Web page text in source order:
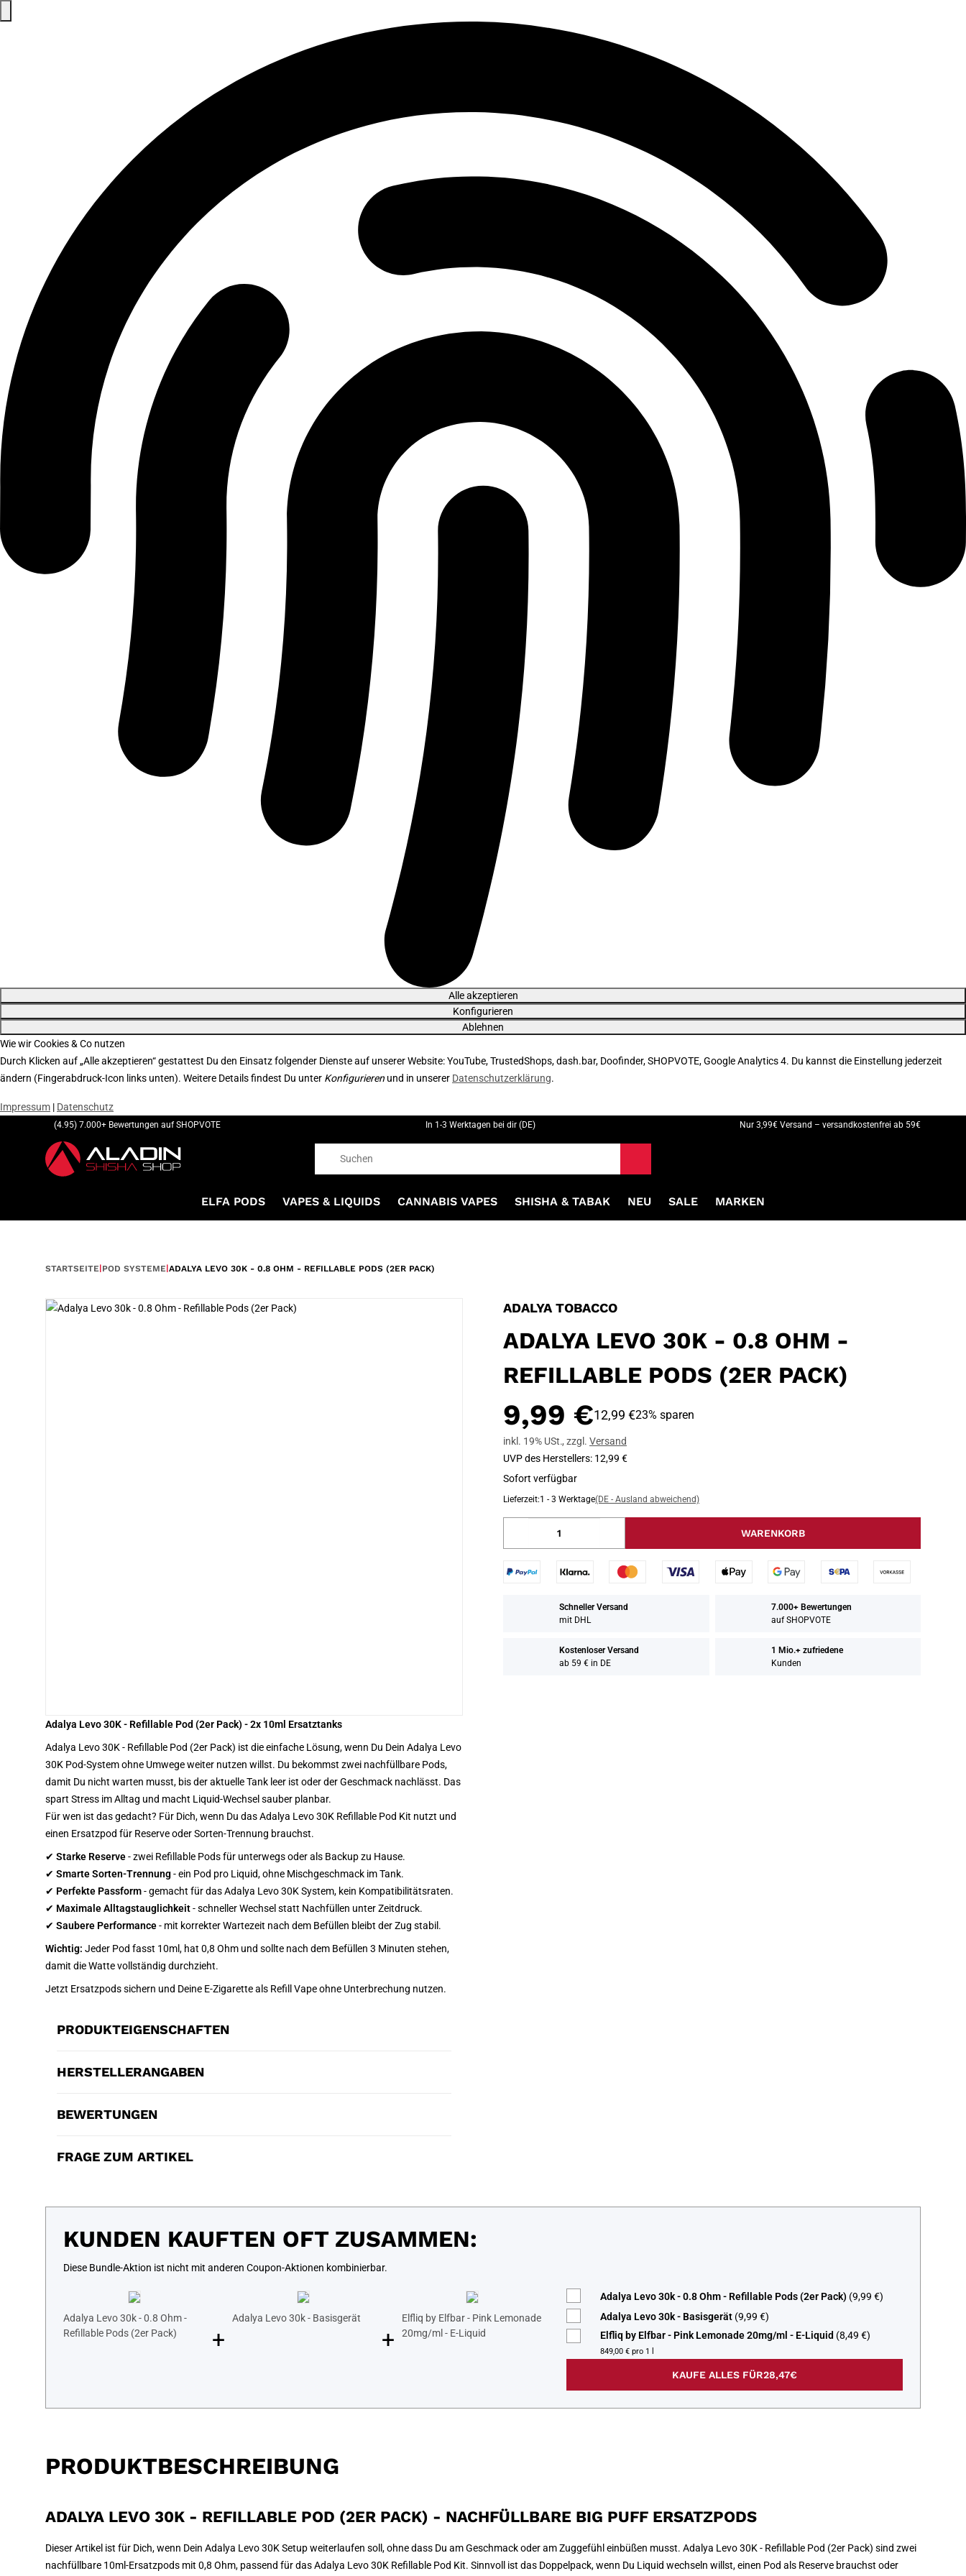
Alle akzeptieren
Konfigurieren
Ablehnen
Wie wir Cookies & Co nutzen
Durch Klicken auf „Alle akzeptieren“ gestattest Du den Einsatz folgender Dienste auf unserer Website: YouTube, TrustedShops, dash.bar, Doofinder, SHOPVOTE, Google Analytics 4. Du kannst die Einstellung jederzeit
ändern (Fingerabdruck-Icon links unten). Weitere Details findest Du unter Konfigurieren und in unserer Datenschutzerklärung.
Impressum | Datenschutz
(4.95) 7.000+ Bewertungen auf SHOPVOTE In 1-3 Werktagen bei dir (DE) Nur 3,99€ Versand – versandkostenfrei ab 59€
ELFA PODS VAPES & LIQUIDS CANNABIS VAPES SHISHA & TABAK NEU SALE MARKEN
STARTSEITE POD SYSTEME ADALYA LEVO 30K - 0.8 OHM - REFILLABLE PODS (2ER PACK)
ADALYA TOBACCO
ADALYA LEVO 30K - 0.8 OHM -
REFILLABLE PODS (2ER PACK)
9,99 €12,99 €23% sparen
inkl. 19% USt., zzgl. Versand
UVP des Herstellers: 12,99 €
Sofort verfügbar
Lieferzeit:1 - 3 Werktage(DE - Ausland abweichend)
WARENKORB
Schneller Versand
mit DHL
7.000+ Bewertungen
auf SHOPVOTE
Kostenloser Versand
ab 59 € in DE
1 Mio.+ zufriedene
Kunden
Adalya Levo 30K - Refillable Pod (2er Pack) - 2x 10ml Ersatztanks
Adalya Levo 30K - Refillable Pod (2er Pack) ist die einfache Lösung, wenn Du Dein Adalya Levo
30K Pod-System ohne Umwege weiter nutzen willst. Du bekommst zwei nachfüllbare Pods,
damit Du nicht warten musst, bis der aktuelle Tank leer ist oder der Geschmack nachlässt. Das
spart Stress im Alltag und macht Liquid-Wechsel sauber planbar.
Für wen ist das gedacht? Für Dich, wenn Du das Adalya Levo 30K Refillable Pod Kit nutzt und
einen Ersatzpod für Reserve oder Sorten-Trennung brauchst.
✔ Starke Reserve- zwei Refillable Pods für unterwegs oder als Backup zu Hause.
✔ Smarte Sorten-Trennung- ein Pod pro Liquid, ohne Mischgeschmack im Tank.
✔ Perfekte Passform- gemacht für das Adalya Levo 30K System, kein Kompatibilitätsraten.
✔ Maximale Alltagstauglichkeit- schneller Wechsel statt Nachfüllen unter Zeitdruck.
✔ Saubere Performance- mit korrekter Wartezeit nach dem Befüllen bleibt der Zug stabil.
Wichtig: Jeder Pod fasst 10ml, hat 0,8 Ohm und sollte nach dem Befüllen 3 Minuten stehen,
damit die Watte vollständig durchzieht.
Jetzt Ersatzpods sichern und Deine E-Zigarette als Refill Vape ohne Unterbrechung nutzen.
PRODUKTEIGENSCHAFTEN
HERSTELLERANGABEN
BEWERTUNGEN
FRAGE ZUM ARTIKEL
KUNDEN KAUFTEN OFT ZUSAMMEN:
Diese Bundle-Aktion ist nicht mit anderen Coupon-Aktionen kombinierbar.
Adalya Levo 30k - 0.8 Ohm -
Refillable Pods (2er Pack)
+
Adalya Levo 30k - Basisgerät
+
Elfliq by Elfbar - Pink Lemonade
20mg/ml - E-Liquid
Adalya Levo 30k - 0.8 Ohm - Refillable Pods (2er Pack) (9,99 €)
Adalya Levo 30k - Basisgerät(9,99 €)
Elfliq by Elfbar - Pink Lemonade 20mg/ml - E-Liquid (8,49 €)
849,00 € pro 1 l
KAUFE ALLES FÜR28,47€
PRODUKTBESCHREIBUNG
ADALYA LEVO 30K - REFILLABLE POD (2ER PACK) - NACHFÜLLBARE BIG PUFF ERSATZPODS
Dieser Artikel ist für Dich, wenn Dein Adalya Levo 30K Setup weiterlaufen soll, ohne dass Du am Geschmack oder am Zuggefühl einbüßen musst. Adalya Levo 30K - Refillable Pod (2er Pack) sind zwei
nachfüllbare 10ml-Ersatzpods mit 0,8 Ohm, passend für das Adalya Levo 30K Refillable Pod Kit. Sinnvoll ist das Doppelpack, wenn Du Liquid wechseln willst, einen Pod als Reserve brauchst oder